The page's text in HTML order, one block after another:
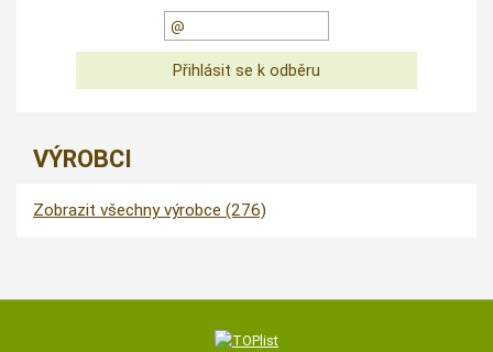
VÝROBCI
Zobrazit všechny výrobce (276)